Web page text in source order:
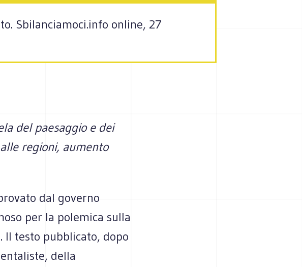
Sbilanciamoci.info online, 27
del paesaggio e dei
regioni, aumento
dal governo
per la polemica sulla
Il testo pubblicato, dopo
della